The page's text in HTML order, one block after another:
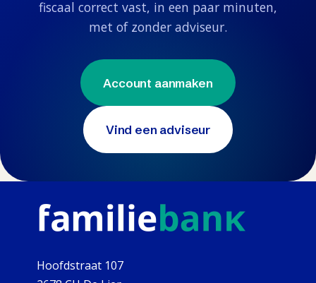
fiscaal correct vast, in een paar minuten,
met of zonder adviseur.
Account aanmaken
Vind een adviseur
Hoofdstraat 107